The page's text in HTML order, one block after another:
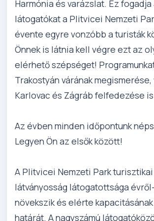
Harmónia és varázslat. Ez fogadja
látogatókat a Plitvicei Nemzeti
évente egyre vonzóbb a turisták
Önnek is látnia kell végre ezt az
elérhető szépséget!
Trakostyán várának
Karlovac és Zágráb felfedezése
Az évben minden időpontunk
Legyen Ön az elsők között!
A Plitvicei Nemzeti Park turisztikai
látványosság látogatottsága
növekszik és elérte
határát. A nagyszámú